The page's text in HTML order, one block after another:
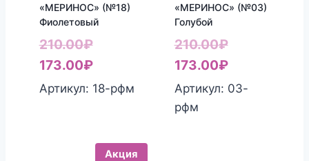
«МЕРИНОС» (№18)
Фиолетовый
210.00₽Первоначальная
цена
составляла
173.00₽Текущая
цена:
Артикул: 18-рфм
«МЕРИНОС» (№03)
Голубой
210.00₽
цена
составляла
173.00₽Текущая
цена:
Артикул: 03-
рфм
Акция